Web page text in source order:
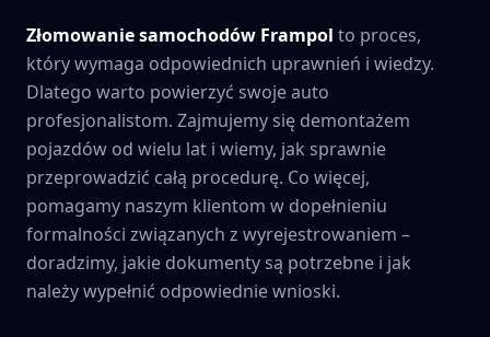
Złomowanie samochodów Frampol to proces,
który wymaga odpowiednich uprawnień i wiedzy.
Dlatego warto powierzyć swoje auto
profesjonalistom. Zajmujemy się demontażem
pojazdów od wielu lat i wiemy, jak sprawnie
przeprowadzić całą procedurę. Co więcej,
pomagamy naszym klientom w dopełnieniu
formalności związanych z wyrejestrowaniem –
doradzimy, jakie dokumenty są potrzebne i jak
należy wypełnić odpowiednie wnioski.